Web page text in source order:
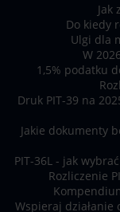
Jak
Do kiedy
Ulgi dla
W
1,5% podatku
Druk PIT-39 na
Jakie dokumenty
PIT-36L - jak
Rozliczenie
Wspieraj działanie